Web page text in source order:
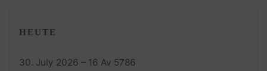
HEUTE
30. July 2026 – 16 Av 5786